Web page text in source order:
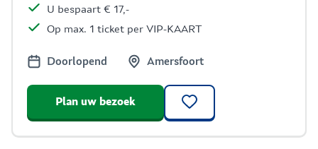
U bespaart € 17,-
Op max. 1 ticket per VIP-KAART
Doorlopend Amersfoort
Plan uw bezoek